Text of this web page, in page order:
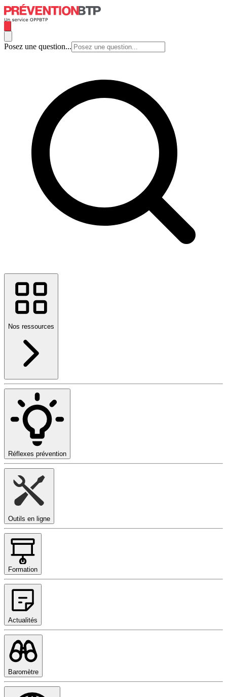
Posez une question...
Nos ressources
Réflexes prévention
Outils en ligne
Formation
Actualités
Baromètre